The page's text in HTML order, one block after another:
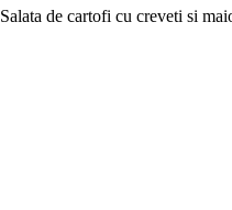
Salata de cartofi cu creveti si